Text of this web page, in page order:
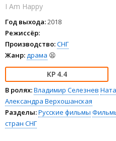
I Am Happy
Год выхода:2018
Режиссёр:
Производство:СНГ
Жанр:драма 😫
4.4
В ролях:Владимир Селезнев
Александра Верхошанская
Разделы:Русские фильмы
стран СНГ